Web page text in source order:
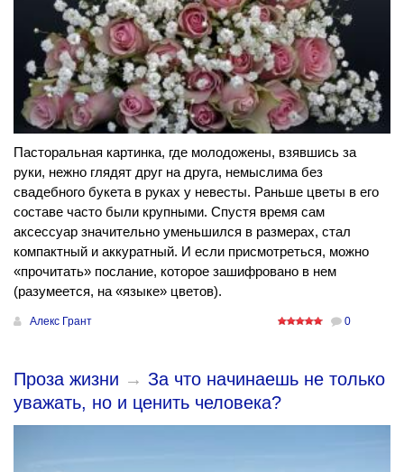
Пасторальная картинка, где молодожены, взявшись за
руки, нежно глядят друг на друга, немыслима без
свадебного букета в руках у невесты. Раньше цветы в его
составе часто были крупными. Спустя время сам
аксессуар значительно уменьшился в размерах, стал
компактный и аккуратный. И если присмотреться, можно
«прочитать» послание, которое зашифровано в нем
(разумеется, на «языке» цветов).
Алекс Грант 0
Проза жизни → За что начинаешь не только
уважать, но и ценить человека?